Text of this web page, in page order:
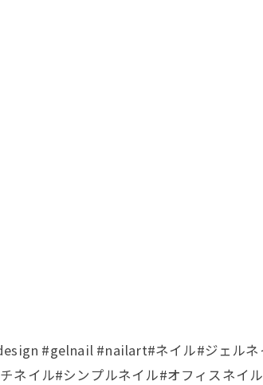
#gelnail #nailart#ネイル#ジェルネ
ネイル#シンプルネイル#オフィスネイ